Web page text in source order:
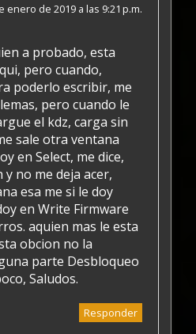
enero de 2019 a las 9:21 p.m.
a probado, esta
pero cuando,
poderlo escribir, me
pero cuando le
el kdz, carga sin
sale otra ventana
en Select, me dice,
y no me deja acer,
esa me si le doy
en Write Firmware
aquien mas le esta
obcion no la
parte Desbloqueo
Saludos.
Responder